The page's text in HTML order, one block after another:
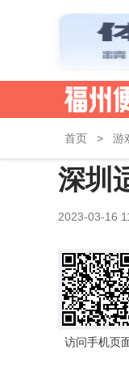
首页 > 游
深圳
2023-03-16
访问手机页